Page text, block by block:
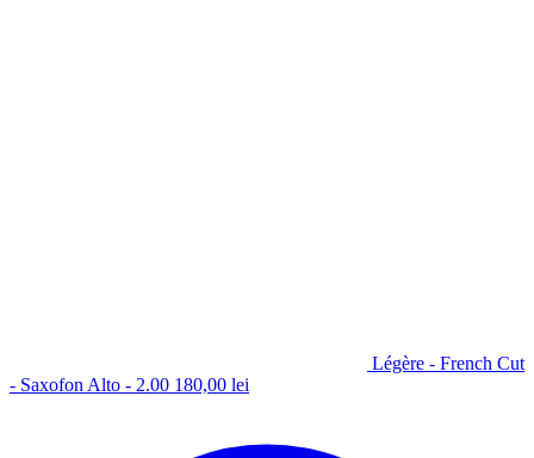
Légère - French Cut
- Saxofon Alto - 2.00 180,00 lei